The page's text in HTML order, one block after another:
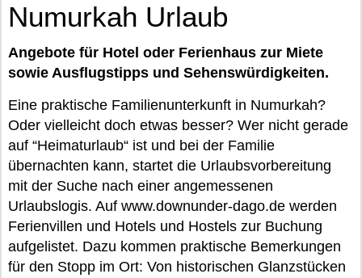
Numurkah Urlaub
Angebote für Hotel oder Ferienhaus zur Miete
sowie Ausflugstipps und Sehenswürdigkeiten.
Eine praktische Familienunterkunft in Numurkah?
Oder vielleicht doch etwas besser? Wer nicht gerade
auf “Heimaturlaub“ ist und bei der Familie
übernachten kann, startet die Urlaubsvorbereitung
mit der Suche nach einer angemessenen
Urlaubslogis. Auf www.downunder-dago.de werden
Ferienvillen und Hotels und Hostels zur Buchung
aufgelistet. Dazu kommen praktische Bemerkungen
für den Stopp im Ort: Von historischen Glanzstücken